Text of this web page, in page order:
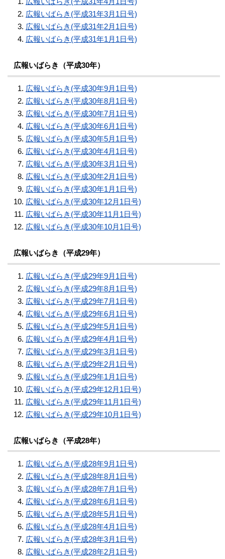
広報いばらき(平成31年3月1日号)
広報いばらき(平成31年2月1日号)
広報いばらき(平成31年1月1日号)
広報いばらき（平成30年）
広報いばらき(平成30年9月1日号)
広報いばらき(平成30年8月1日号)
広報いばらき(平成30年7月1日号)
広報いばらき(平成30年6月1日号)
広報いばらき(平成30年5月1日号)
広報いばらき(平成30年4月1日号)
広報いばらき(平成30年3月1日号)
広報いばらき(平成30年2月1日号)
広報いばらき(平成30年1月1日号)
広報いばらき(平成30年12月1日号)
広報いばらき(平成30年11月1日号)
広報いばらき(平成30年10月1日号)
広報いばらき（平成29年）
広報いばらき(平成29年9月1日号)
広報いばらき(平成29年8月1日号)
広報いばらき(平成29年7月1日号)
広報いばらき(平成29年6月1日号)
広報いばらき(平成29年5月1日号)
広報いばらき(平成29年4月1日号)
広報いばらき(平成29年3月1日号)
広報いばらき(平成29年2月1日号)
広報いばらき(平成29年1月1日号)
広報いばらき(平成29年12月1日号)
広報いばらき(平成29年11月1日号)
広報いばらき(平成29年10月1日号)
広報いばらき（平成28年）
広報いばらき(平成28年9月1日号)
広報いばらき(平成28年8月1日号)
広報いばらき(平成28年7月1日号)
広報いばらき(平成28年6月1日号)
広報いばらき(平成28年5月1日号)
広報いばらき(平成28年4月1日号)
広報いばらき(平成28年3月1日号)
広報いばらき(平成28年2月1日号)